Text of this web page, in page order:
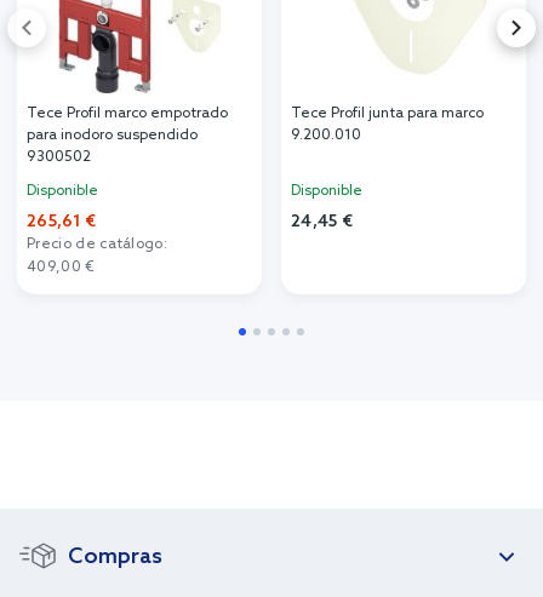
Tece Profil marco empotrado
para inodoro suspendido
9300502
Disponible
265,61 €
Precio de catálogo:
409,00 €
Tece Profil junta para marco
9.200.010
Disponible
24,45 €
Compras